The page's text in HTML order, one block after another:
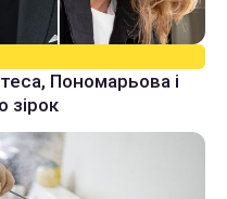
Пономарьова і
зірок